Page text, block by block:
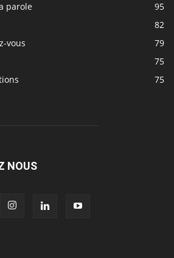
parole
95
82
vous
79
75
75
NOUS